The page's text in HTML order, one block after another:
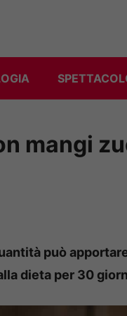
mangi
può
dieta per 30